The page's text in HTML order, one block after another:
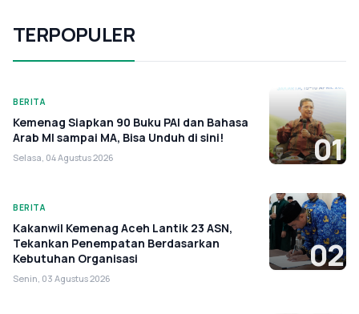
TERPOPULER
BERITA
Kemenag Siapkan 90 Buku PAI dan Bahasa
Arab MI sampai MA, Bisa Unduh di sini!
Selasa, 04 Agustus 2026 01
BERITA
Kakanwil Kemenag Aceh Lantik 23 ASN,
Tekankan Penempatan Berdasarkan
Kebutuhan Organisasi
Senin, 03 Agustus 2026
02